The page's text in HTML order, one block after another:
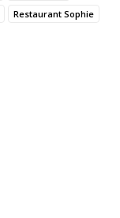
Restaurant Sophie